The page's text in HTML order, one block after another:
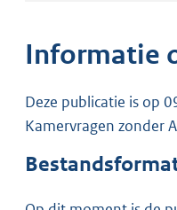
Informatie
Deze publicatie is op
Kamervragen zonder